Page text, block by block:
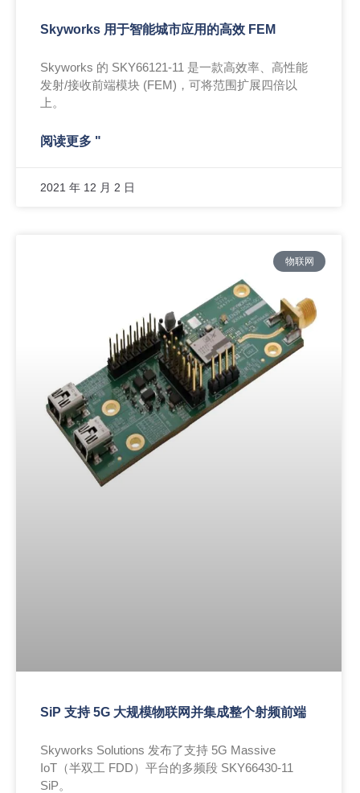
Skyworks 用于智能城市应用的高效 FEM
Skyworks 的 SKY66121-11 是一款高效率、高性能
发射/接收前端模块 (FEM)，可将范围扩展四倍以
上。
阅读更多 "
2021 年 12 月 2 日
物联网
SiP 支持 5G 大规模物联网并集成整个射频前端
Skyworks Solutions 发布了支持 5G Massive
IoT（半双工 FDD）平台的多频段 SKY66430-11
SiP。